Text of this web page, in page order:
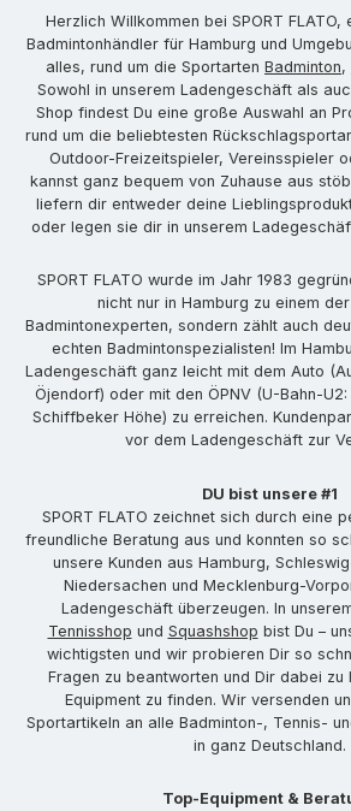
Herzlich Willkommen bei SPORT
Badmintonhändler für Hamburg und
alles, rund um die Sportarten Badminton,
Sowohl in unserem Ladengeschäft als
Shop findest Du eine große Auswahl an
rund um die beliebtesten
Outdoor-Freizeitspieler, Vereinsspieler
kannst ganz bequem von Zuhause aus
liefern dir entweder deine
oder legen sie dir in unserem
SPORT FLATO wurde im Jahr 1983
nicht nur in Hamburg zu einem
Badmintonexperten, sondern zählt auch
echten Badmintonspezialisten! Im
Ladengeschäft ganz leicht mit dem Auto
Öjendorf) oder mit den ÖPNV (U-Bahn-
Schiffbeker Höhe) zu erreichen.
vor dem Ladengeschäft zur
DU bist unsere #1
SPORT FLATO zeichnet sich durch eine
freundliche Beratung aus und konnten so
unsere Kunden aus Hamburg,
Niedersachen und Mecklenburg-
Ladengeschäft überzeugen. In
Tennisshop und Squashshop bist Du –
wichtigsten und wir probieren Dir so
Fragen zu beantworten und Dir dabei
Equipment zu finden. Wir versenden
Sportartikeln an alle Badminton-, Tennis-
in ganz Deutschland.
Top-Equipment &